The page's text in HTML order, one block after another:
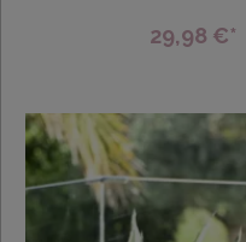
29,98 €*